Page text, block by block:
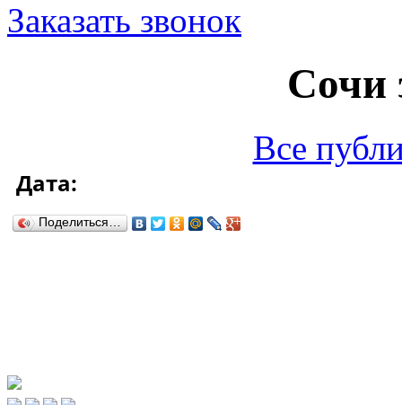
Заказать звонок
Сочи
Все
Дата:
Поделиться…